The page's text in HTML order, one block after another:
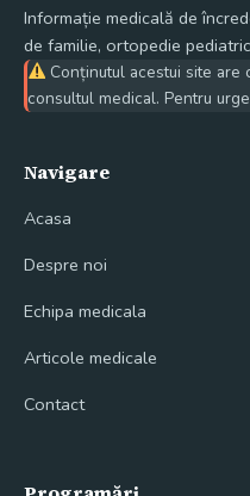
Informație medicală de
de familie, ortopedie
Conținutul acestui site are
consultul medical. Pentru
Navigare
Acasa
Despre noi
Echipa medicala
Articole medicale
Contact